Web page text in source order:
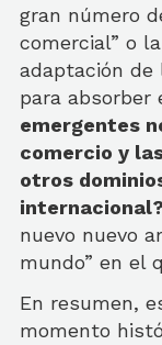
gran número
comercial” o
adaptación
para absorber
emergentes
comercio y
otros
internacional?
nuevo nuevo
mundo” en el
En resumen,
momento